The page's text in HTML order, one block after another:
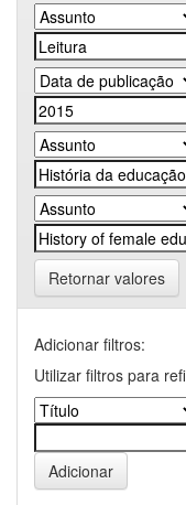
Retornar valores
Adicionar filtros:
Utilizar filtros para